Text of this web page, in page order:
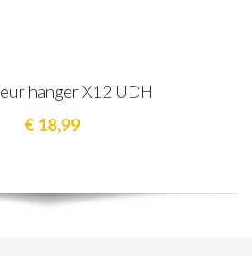
hanger X12 UDH
€ 18,99